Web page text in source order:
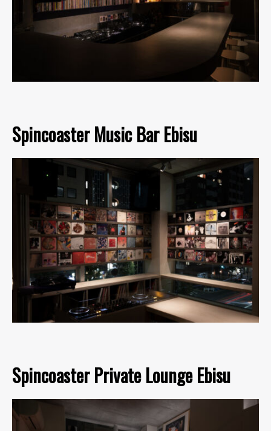
Spincoaster Music Bar Ebisu
Spincoaster Private Lounge Ebisu